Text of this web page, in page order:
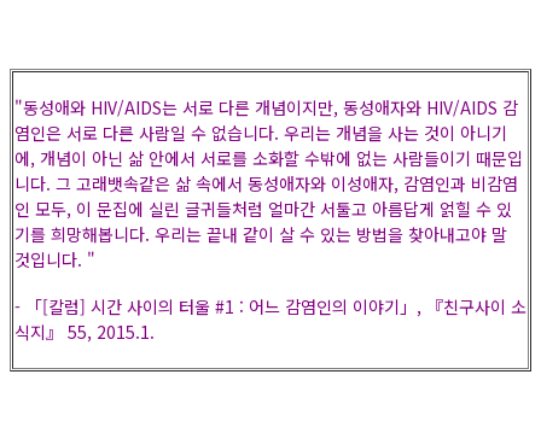
"동성애와 HIV/AIDS는 서로 다른 개념이지만, 동성애자와 HIV/AIDS 감
염인은 서로 다른 사람일 수 없습니다. 우리는 개념을 사는 것이 아니기
에, 개념이 아닌 삶 안에서 서로를 소화할 수밖에 없는 사람들이기 때문입
니다. 그 고래뱃속같은 삶 속에서 동성애자와 이성애자, 감염인과 비감염
인 모두, 이 문집에 실린 글귀들처럼 얼마간 서툴고 아름답게 얽힐 수 있
기를 희망해봅니다. 우리는 끝내 같이 살 수 있는 방법을 찾아내고야 말
것입니다. "
- 「[칼럼] 시간 사이의 터울 #1 : 어느 감염인의 이야기」, 『친구사이 소
식지』 55, 2015.1.